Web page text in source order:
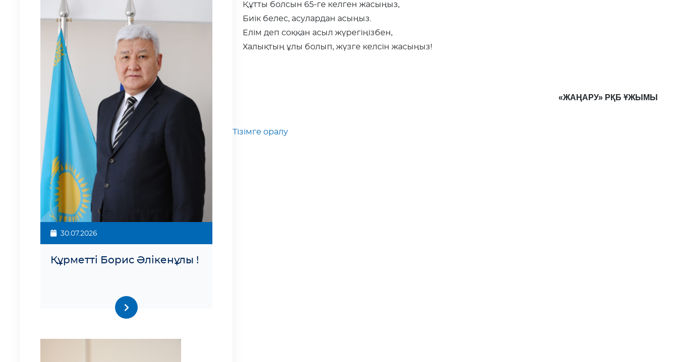
30.07.2026
Құрметті Борис Әлікенұлы !
Құтты болсын 65-ге келген жасыңыз,
Биік белес, асулардан асыңыз.
Елім деп соққан асыл жүрегіңізбен,
Халықтың ұлы болып, жүзге келсін жасыңыз!
«ЖАҢАРУ» РҚБ ҰЖЫМЫ
Тізімге оралу